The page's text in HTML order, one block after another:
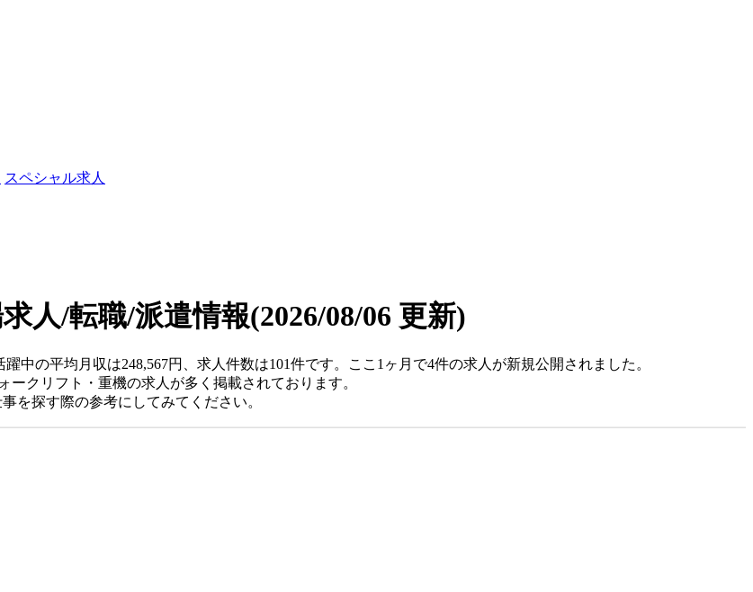
スペシャル求人
人/転職/派遣情報(2026/08/06 更新)
中の平均月収は248,567円、求人件数は101件です。ここ1ヶ月で4件の求人が新規公開されました。
クリフト・重機の求人が多く掲載されております。
を探す際の参考にしてみてください。